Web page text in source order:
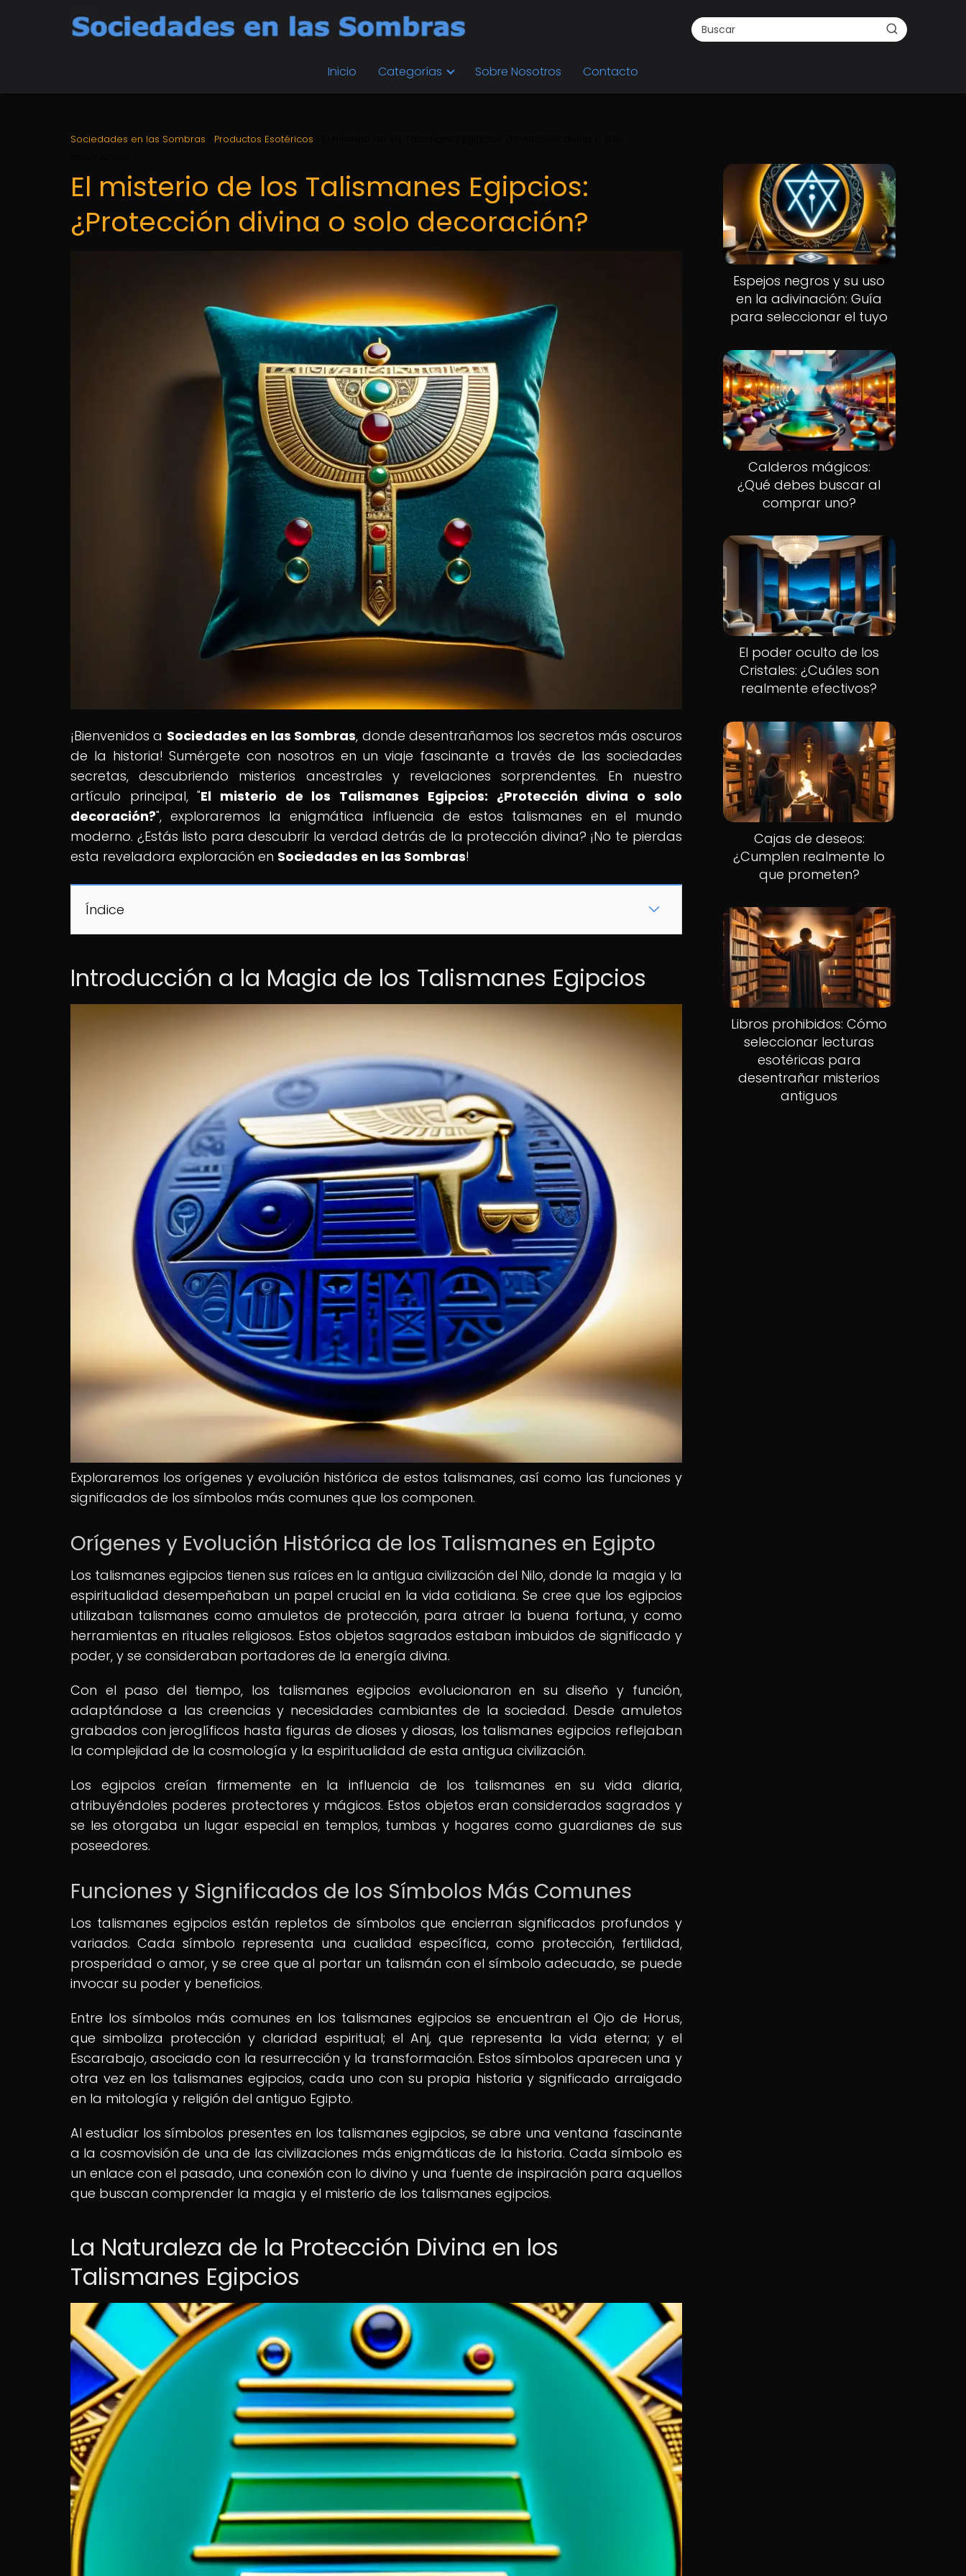
Inicio Categorías Sobre Nosotros Contacto
Sociedades en las Sombras Productos Esotéricos
El misterio de los Talismanes Egipcios:
¿Protección divina o solo decoración?
¡Bienvenidos a Sociedades en las Sombras, donde desentrañamos los secretos más oscuros
de la historia! Sumérgete con nosotros en un viaje fascinante a través de las sociedades
secretas, descubriendo misterios ancestrales y revelaciones sorprendentes. En nuestro
artículo principal, "El misterio de los Talismanes Egipcios: ¿Protección divina o solo
decoración?", exploraremos la enigmática influencia de estos talismanes en el mundo
moderno. ¿Estás listo para descubrir la verdad detrás de la protección divina? ¡No te pierdas
esta reveladora exploración en Sociedades en las Sombras!
Índice
Introducción a la Magia de los Talismanes Egipcios
Exploraremos los orígenes y evolución histórica de estos talismanes, así como las funciones y
significados de los símbolos más comunes que los componen.
Orígenes y Evolución Histórica de los Talismanes en Egipto
Los talismanes egipcios tienen sus raíces en la antigua civilización del Nilo, donde la magia y la
espiritualidad desempeñaban un papel crucial en la vida cotidiana. Se cree que los egipcios
utilizaban talismanes como amuletos de protección, para atraer la buena fortuna, y como
herramientas en rituales religiosos. Estos objetos sagrados estaban imbuidos de significado y
poder, y se consideraban portadores de la energía divina.
Con el paso del tiempo, los talismanes egipcios evolucionaron en su diseño y función,
adaptándose a las creencias y necesidades cambiantes de la sociedad. Desde amuletos
grabados con jeroglíficos hasta figuras de dioses y diosas, los talismanes egipcios reflejaban
la complejidad de la cosmología y la espiritualidad de esta antigua civilización.
Los egipcios creían firmemente en la influencia de los talismanes en su vida diaria,
atribuyéndoles poderes protectores y mágicos. Estos objetos eran considerados sagrados y
se les otorgaba un lugar especial en templos, tumbas y hogares como guardianes de sus
poseedores.
Funciones y Significados de los Símbolos Más Comunes
Los talismanes egipcios están repletos de símbolos que encierran significados profundos y
variados. Cada símbolo representa una cualidad específica, como protección, fertilidad,
prosperidad o amor, y se cree que al portar un talismán con el símbolo adecuado, se puede
invocar su poder y beneficios.
Entre los símbolos más comunes en los talismanes egipcios se encuentran el Ojo de Horus,
que simboliza protección y claridad espiritual; el Anj, que representa la vida eterna; y el
Escarabajo, asociado con la resurrección y la transformación. Estos símbolos aparecen una y
otra vez en los talismanes egipcios, cada uno con su propia historia y significado arraigado
en la mitología y religión del antiguo Egipto.
Al estudiar los símbolos presentes en los talismanes egipcios, se abre una ventana fascinante
a la cosmovisión de una de las civilizaciones más enigmáticas de la historia. Cada símbolo es
un enlace con el pasado, una conexión con lo divino y una fuente de inspiración para aquellos
que buscan comprender la magia y el misterio de los talismanes egipcios.
La Naturaleza de la Protección Divina en los
Talismanes Egipcios
Nuevo
Espejos negros y su uso
en la adivinación: Guía
para seleccionar el tuyo
Calderos mágicos:
¿Qué debes buscar al
comprar uno?
El poder oculto de los
Cristales: ¿Cuáles son
realmente efectivos?
Cajas de deseos:
¿Cumplen realmente lo
que prometen?
Libros prohibidos: Cómo
seleccionar lecturas
esotéricas para
desentrañar misterios
antiguos